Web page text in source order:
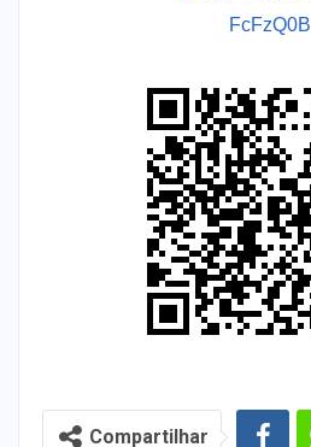
FcFzQ0B
Compartilhar